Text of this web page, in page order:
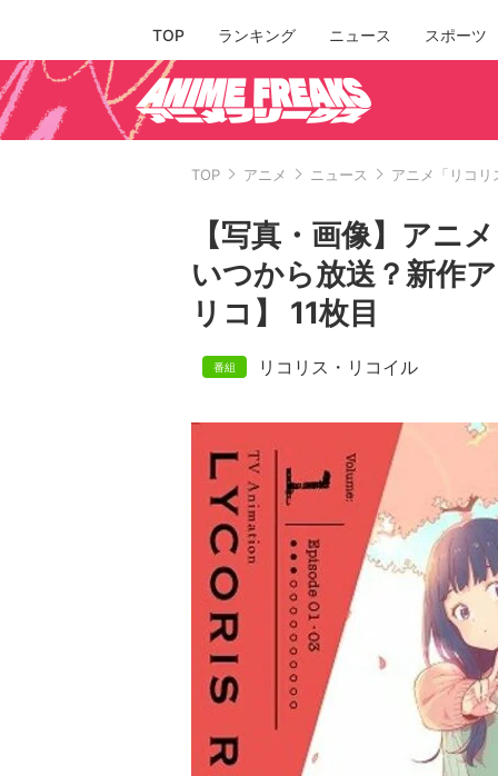
TOP ランキング ニュース スポーツ
TOP アニメ ニュース アニメ「リコ
【写真・画像】アニ
いつから放送？新作
リコ】 11枚目
リコリス・リコイル